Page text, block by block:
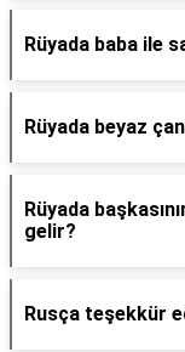
Rüyada baba ile
Rüyada beyaz
Rüyada
gelir?
Rusça teşekkür